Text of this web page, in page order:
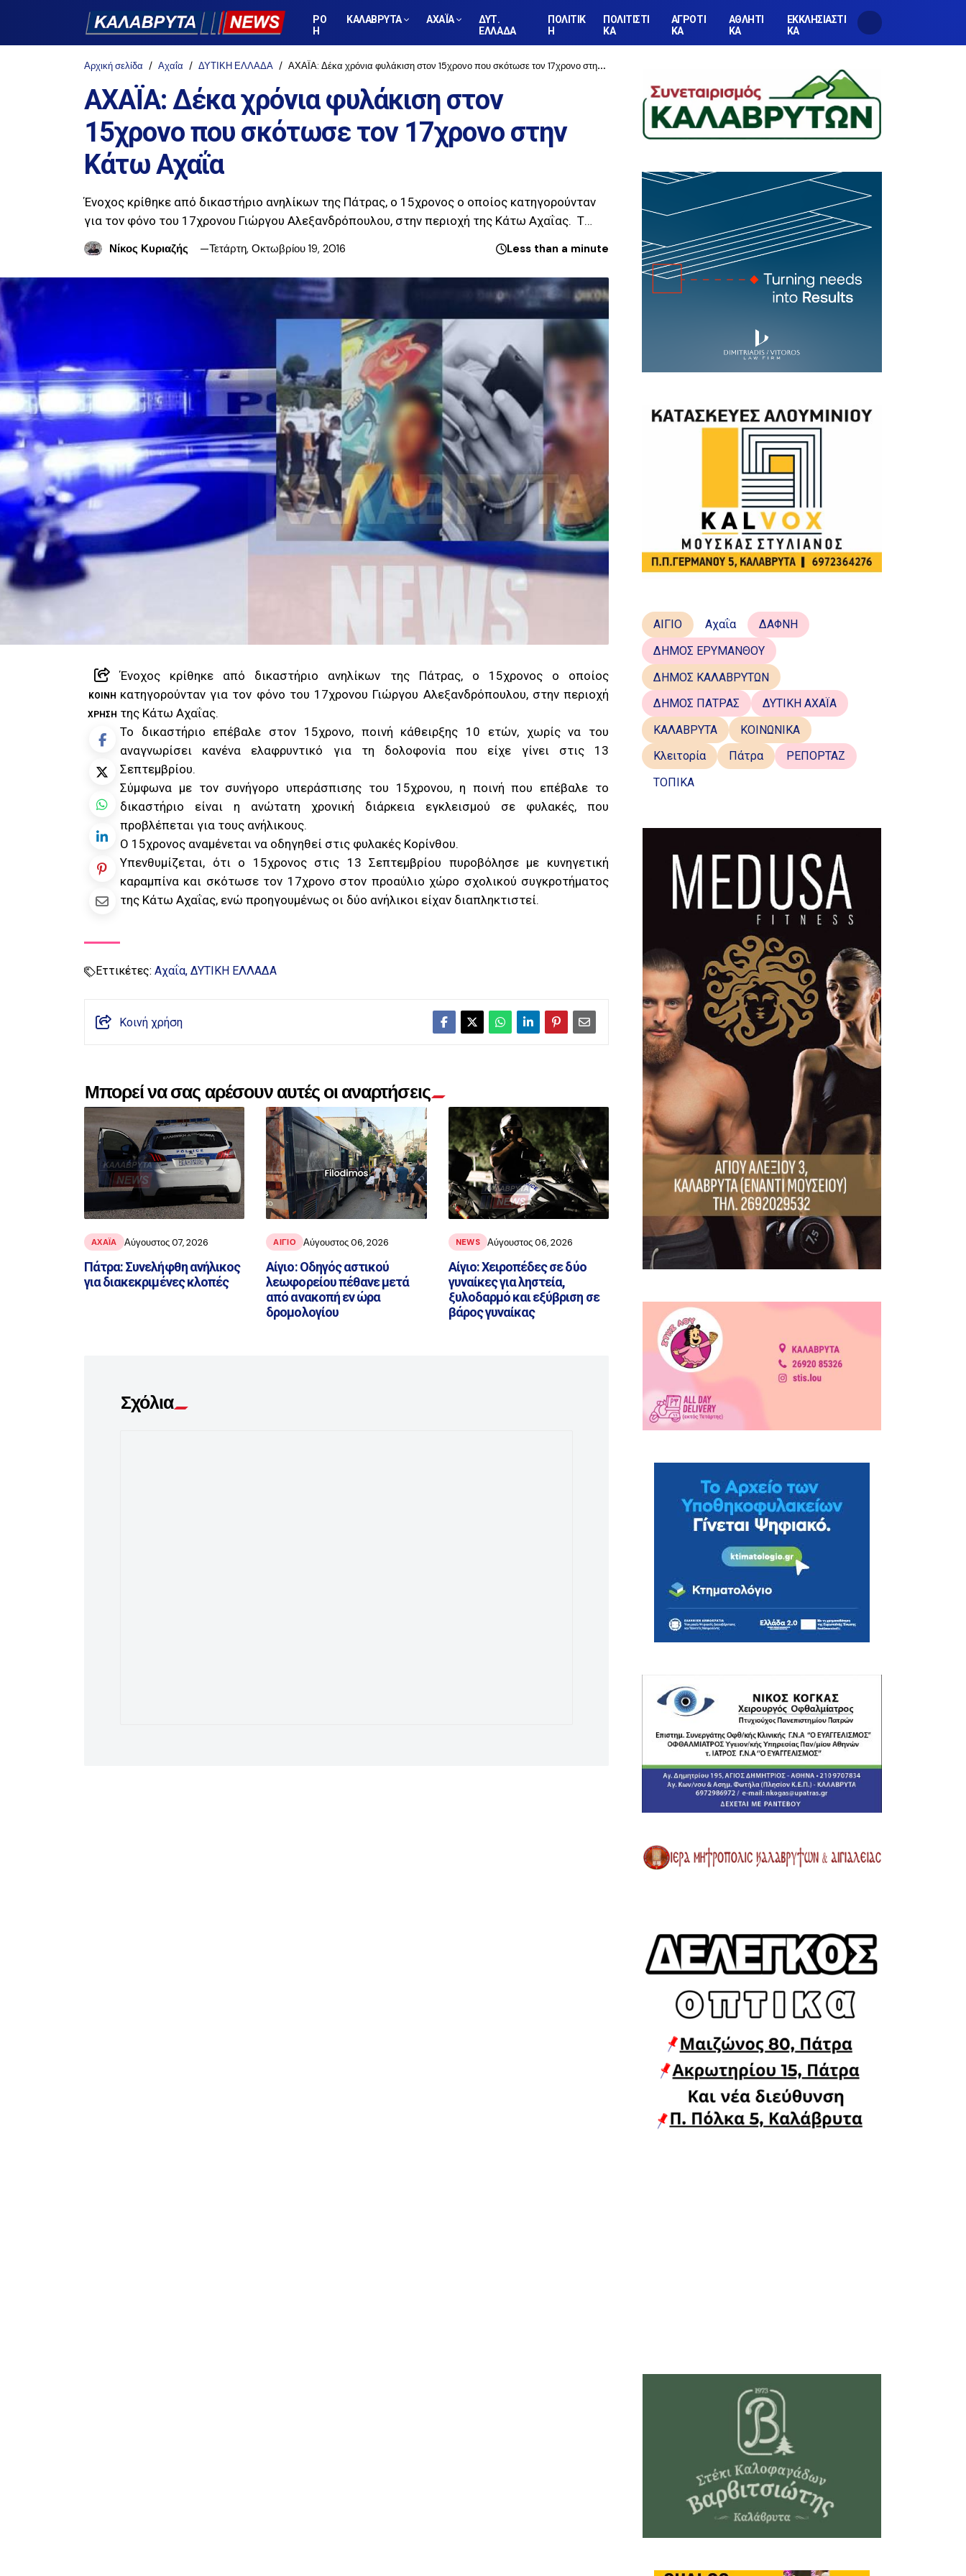
ΡΟ
Η
ΚΑΛΑΒΡΥΤΑ ΑΧΑΪΑ
ΔΥΤ.
ΕΛΛΑΔΑ
ΠΟΛΙΤΙΚ
Η
ΠΟΛΙΤΙΣΤΙ
ΚΑ
ΑΓΡΟΤΙ
ΚΑ
ΑΘΛΗΤΙ
ΚΑ
ΕΚΚΛΗΣΙΑΣΤΙ
ΚΑ
Αρχική σελίδα Αχαΐα ΔΥΤΙΚΗ ΕΛΛΑΔΑ ΑΧΑΪΑ: Δέκα χρόνια φυλάκιση στον 15χρονο που σκότωσε τον 17χρονο στην Κάτω Αχαΐα
ΑΧΑΪΑ: Δέκα χρόνια φυλάκιση στον
15χρονο που σκότωσε τον 17χρονο στην
Κάτω Αχαΐα
Ένοχος κρίθηκε από δικαστήριο ανηλίκων της Πάτρας, ο 15χρονος ο οποίος κατηγορούνταν
για τον φόνο του 17χρονου Γιώργου Αλεξανδρόπουλου, στην περιοχή της Κάτω Αχαΐας. Τ…
Νίκος Κυριαζής
Τετάρτη, Οκτωβρίου 19, 2016 Less than a minute
ΚΟΙΝΉ
ΧΡΉΣΗ
Ένοχος κρίθηκε από δικαστήριο ανηλίκων της Πάτρας, ο 15χρονος ο οποίος
κατηγορούνταν για τον φόνο του 17χρονου Γιώργου Αλεξανδρόπουλου, στην περιοχή
της Κάτω Αχαΐας.
Το δικαστήριο επέβαλε στον 15χρονο, ποινή κάθειρξης 10 ετών, χωρίς να του
αναγνωρίσει κανένα ελαφρυντικό για τη δολοφονία που είχε γίνει στις 13
Σεπτεμβρίου.
Σύμφωνα με τον συνήγορο υπεράσπισης του 15χρονου, η ποινή που επέβαλε το
δικαστήριο είναι η ανώτατη χρονική διάρκεια εγκλεισμού σε φυλακές, που
προβλέπεται για τους ανήλικους.
Ο 15χρονος αναμένεται να οδηγηθεί στις φυλακές Κορίνθου.
Υπενθυμίζεται, ότι ο 15χρονος στις 13 Σεπτεμβρίου πυροβόλησε με κυνηγετική
καραμπίνα και σκότωσε τον 17χρονο στον προαύλιο χώρο σχολικού συγκροτήματος
της Κάτω Αχαΐας, ενώ προηγουμένως οι δύο ανήλικοι είχαν διαπληκτιστεί.
Εττικέτες: Αχαΐα ΔΥΤΙΚΗ ΕΛΛΑΔΑ
Κοινή χρήση
Μπορεί να σας αρέσουν αυτές οι αναρτήσεις
ΑΧΑΪ́Α Αύγουστος 07, 2026
Πάτρα: Συνελήφθη ανήλικος
για διακεκριμένες κλοπές
ΑΙΓΙΟ Αύγουστος 06, 2026
Αίγιο: Οδηγός αστικού
λεωφορείου πέθανε μετά
από ανακοπή εν ώρα
δρομολογίου
NEWS Αύγουστος 06, 2026
Αίγιο: Χειροπέδες σε δύο
γυναίκες για ληστεία,
ξυλοδαρμό και εξύβριση σε
βάρος γυναίκας
Σχόλια
ΑΙΓΙΟ Αχαΐα
ΔΑΦΝΗ
ΔΗΜΟΣ ΕΡΥΜΑΝΘΟΥ
ΔΗΜΟΣ ΚΑΛΑΒΡΥΤΩΝ
ΔΗΜΟΣ ΠΑΤΡΑΣ
ΔΥΤΙΚΗ ΑΧΑΪΑ
ΚΑΛΑΒΡΥΤΑ
ΚΟΙΝΩΝΙΚΑ
Κλειτορία
Πάτρα
ΡΕΠΟΡΤΑΖ
ΤΟΠΙΚΑ